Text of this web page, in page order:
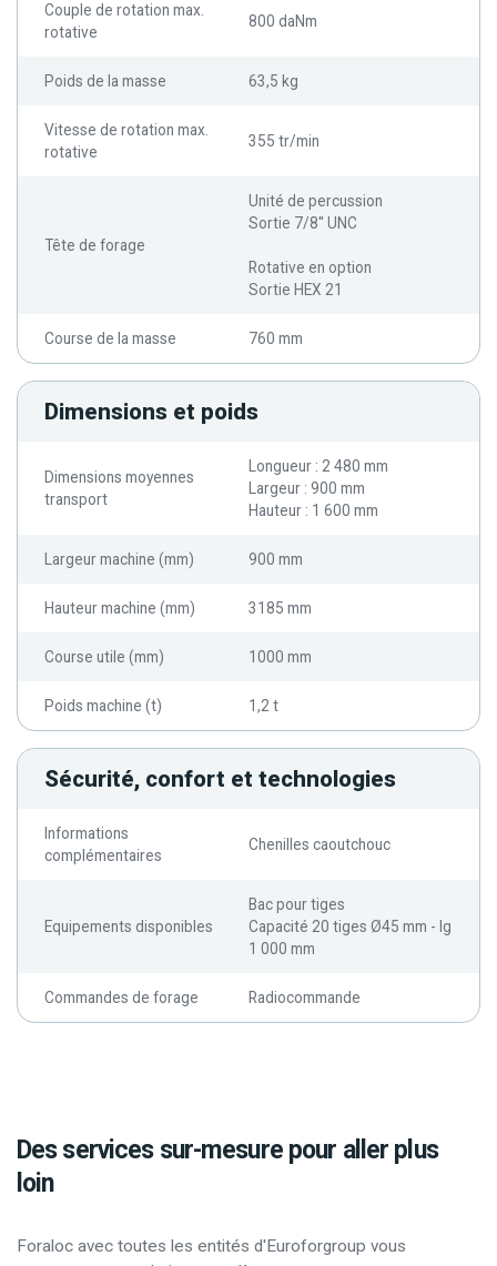
Couple de rotation max.
rotative
800 daNm
Poids de la masse 63,5 kg
Vitesse de rotation max.
rotative
355 tr/min
Tête de forage
Unité de percussion
Sortie 7/8'' UNC
Rotative en option
Sortie HEX 21
Course de la masse 760 mm
Dimensions et poids
Dimensions moyennes
transport
Longueur : 2 480 mm
Largeur : 900 mm
Hauteur : 1 600 mm
Largeur machine (mm) 900 mm
Hauteur machine (mm) 3185 mm
Course utile (mm) 1000 mm
Poids machine (t) 1,2 t
Sécurité, confort et technologies
Informations
complémentaires
Chenilles caoutchouc
Equipements disponibles
Bac pour tiges
Capacité 20 tiges Ø45 mm - lg
1 000 mm
Commandes de forage Radiocommande
Des services sur-mesure pour aller plus
loin
Foraloc avec toutes les entités d'Euroforgroup vous